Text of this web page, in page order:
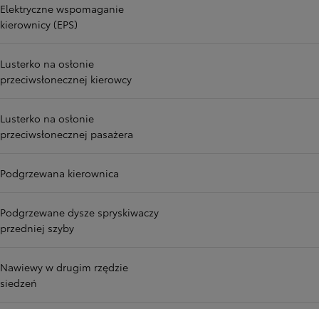
Elektryczne wspomaganie
kierownicy (EPS)
Lusterko na osłonie
przeciwsłonecznej kierowcy
Lusterko na osłonie
przeciwsłonecznej pasażera
Podgrzewana kierownica
Podgrzewane dysze spryskiwaczy
przedniej szyby
Nawiewy w drugim rzędzie
siedzeń